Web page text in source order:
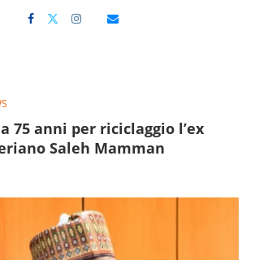
75 anni per riciclaggio l’ex
Saleh Mamman